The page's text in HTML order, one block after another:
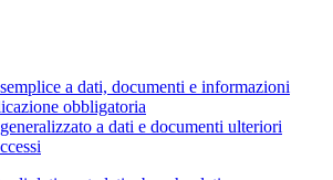
a dati, documenti e informazioni
obbligatoria
a dati e documenti ulteriori